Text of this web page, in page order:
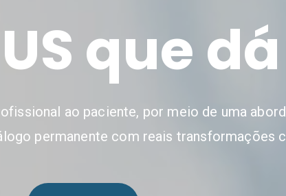
que
ao paciente, por meio de uma
permanente com reais transformações